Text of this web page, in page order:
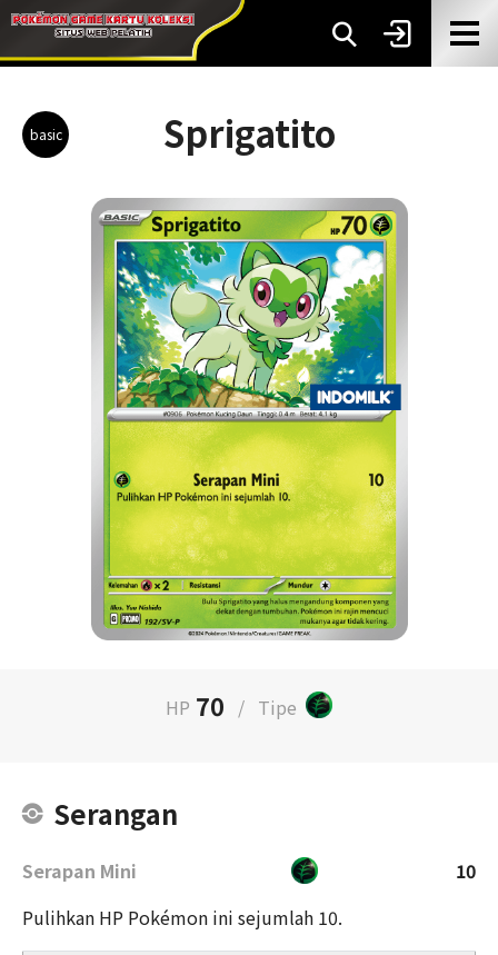
basic Sprigatito
HP 70 / Tipe
Serangan
Serapan Mini
10
Pulihkan HP Pokémon ini sejumlah 10.